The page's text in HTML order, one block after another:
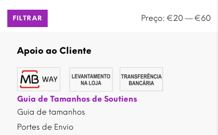
Preço
Preço
FILTRAR Preço: €20 — €60
Apoio ao Cliente
Guia de Tamanhos de Soutiens
Guia de tamanhos
Portes de Envio